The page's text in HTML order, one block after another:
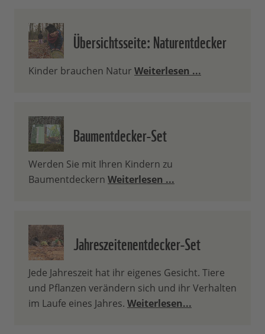
Übersichtsseite: Naturentdecker
Kinder brauchen Natur Weiterlesen ...
Baumentdecker-Set
Werden Sie mit Ihren Kindern zu
Baumentdeckern Weiterlesen ...
Jahreszeitenentdecker-Set
Jede Jahreszeit hat ihr eigenes Gesicht. Tiere
und Pflanzen verändern sich und ihr Verhalten
im Laufe eines Jahres. Weiterlesen...